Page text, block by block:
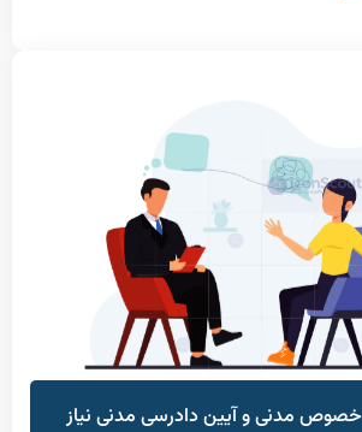
آیین دادرسی مدنی نیاز